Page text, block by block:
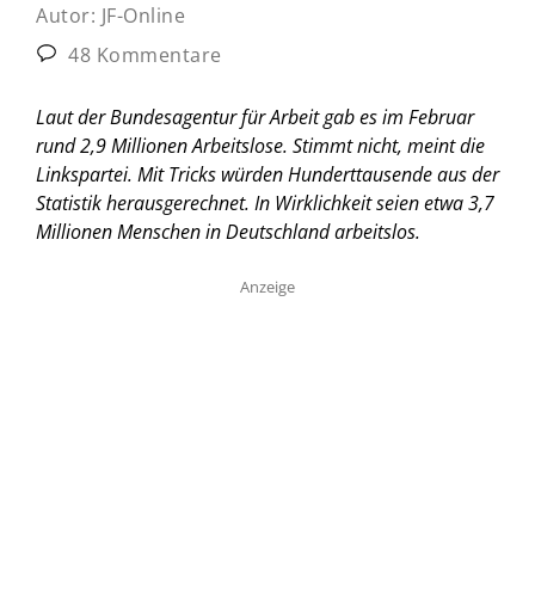
Autor: JF-Online
48 Kommentare
Laut der Bundesagentur für Arbeit gab es im Februar
rund 2,9 Millionen Arbeitslose. Stimmt nicht, meint die
Linkspartei. Mit Tricks würden Hunderttausende aus der
Statistik herausgerechnet. In Wirklichkeit seien etwa 3,7
Millionen Menschen in Deutschland arbeitslos.
Anzeige